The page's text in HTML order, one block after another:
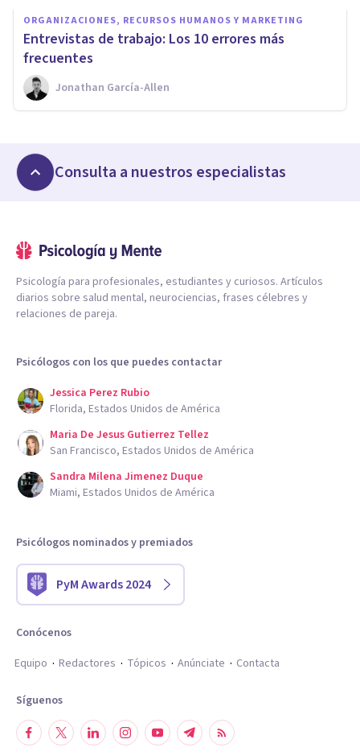
ORGANIZACIONES, RECURSOS HUMANOS Y MARKETING
Entrevistas de trabajo: Los 10 errores más
frecuentes
Jonathan García-Allen
Consulta a nuestros especialistas
Psicología para profesionales, estudiantes y curiosos. Artículos
diarios sobre salud mental, neurociencias, frases célebres y
relaciones de pareja.
Psicólogos con los que puedes contactar
Jessica Perez Rubio
Florida, Estados Unidos de América
Maria De Jesus Gutierrez Tellez
San Francisco, Estados Unidos de América
Sandra Milena Jimenez Duque
Miami, Estados Unidos de América
Psicólogos nominados y premiados
PyM Awards 2024
Conócenos
Equipo
Redactores Tópicos Anúnciate Contacta
Síguenos